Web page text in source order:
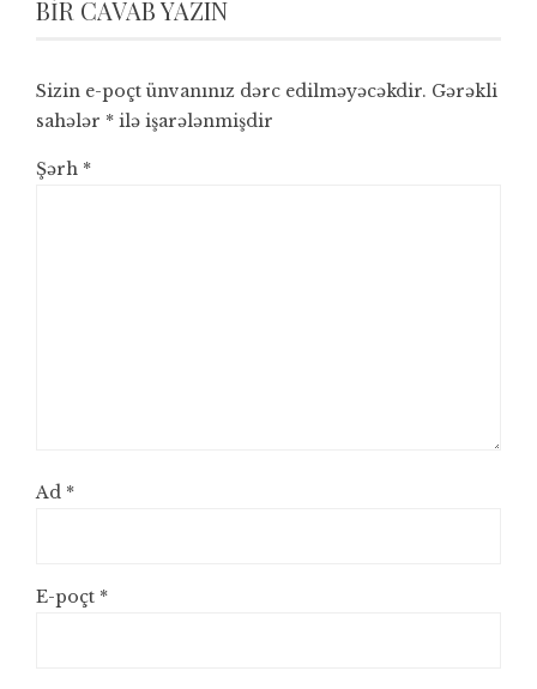
BIR CAVAB YAZIN
Sizin e-poçt ünvanınız dərc edilməyəcəkdir. Gərəkli
sahələr * ilə işarələnmişdir
Şərh *
Ad *
E-poçt *